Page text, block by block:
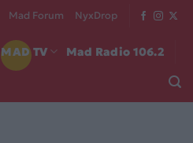
Mad Forum NyxDrop
MAD TV Mad Radio 106.2